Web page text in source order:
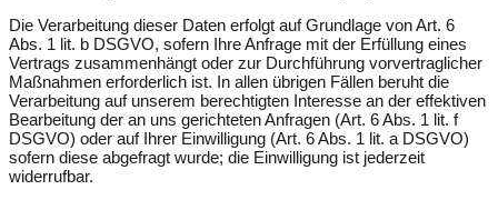
Die Verarbeitung dieser Daten erfolgt auf Grundlage von Art. 6
Abs. 1 lit. b DSGVO, sofern Ihre Anfrage mit der Erfüllung eines
Vertrags zusammenhängt oder zur Durchführung vorvertraglicher
Maßnahmen erforderlich ist. In allen übrigen Fällen beruht die
Verarbeitung auf unserem berechtigten Interesse an der effektiven
Bearbeitung der an uns gerichteten Anfragen (Art. 6 Abs. 1 lit. f
DSGVO) oder auf Ihrer Einwilligung (Art. 6 Abs. 1 lit. a DSGVO)
sofern diese abgefragt wurde; die Einwilligung ist jederzeit
widerrufbar.